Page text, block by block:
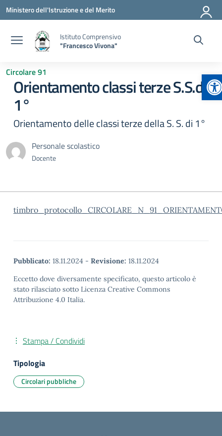
Vai ai contenuti
Vai al menu di navigazione
Vai al footer
Ministero dell'Istruzione e del Merito
Istituto Comprensivo
"Francesco Vivona"
Circolare 91
Orientamento classi terze S.S.di
1°
Orientamento delle classi terze della S. S. di 1°
Personale scolastico
Docente
Pubblicato: 18.11.2024 - Revisione: 18.11.2024
Eccetto dove diversamente specificato, questo articolo è
stato rilasciato sotto Licenza Creative Commons
Attribuzione 4.0 Italia.
Stampa / Condividi
Tipologia
Circolari pubbliche